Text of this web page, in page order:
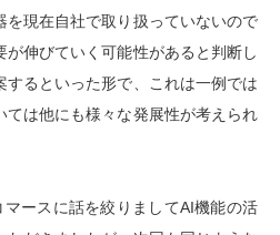
を現在自社で取り扱っていないので
伸びていく可能性があると判断し
するといった形で、これは一例では
ては他にも様々な発展性が考えられ
ースに話を絞りましてAI機能の活